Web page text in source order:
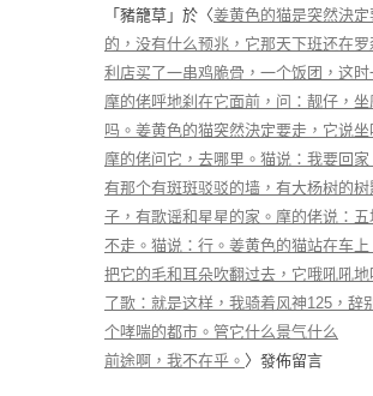
「 豬籠草 」於〈姜黄色的猫是突然決定
的，没有什么预兆，它那天下班还在罗
利店买了一串鸡脆骨，一个饭团，这时
摩的佬呼地刹在它面前，问：靓仔，坐
吗。姜黄色的猫突然決定要走，它说坐
摩的佬问它，去哪里。猫说：我要回家
有那个有斑斑驳驳的墙，有大杨树的树
子，有歌谣和星星的家。摩的佬说：五
不走。猫说：行。姜黄色的猫站在车上
把它的毛和耳朵吹翻过去，它哦吼吼地
了歌：就是这样，我骑着风神125，辞
个哮喘的都市。管它什么景气什么
前途啊，我不在乎。 〉發佈留言